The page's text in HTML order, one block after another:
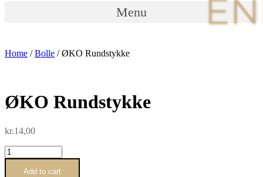
Menu
Home /Bolle / ØKO Rundstykke
ØKO Rundstykke
kr.14,00
ØKO
Rundstykke
quantityAdd to cart